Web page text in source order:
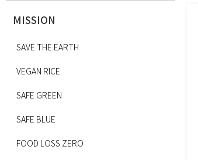
MISSION
SAVE THE EARTH
VEGAN RICE
SAFE GREEN
SAFE BLUE
FOOD LOSS ZERO